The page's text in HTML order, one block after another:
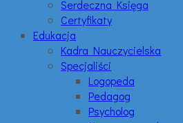
Serdeczna Księga
Certyfikaty
Edukacja
Kadra Nauczycielska
Specjaliści
Logopeda
Pedagog
Psycholog